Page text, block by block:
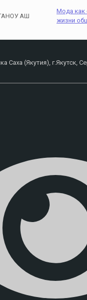
АШ
Мода как
жизни
Саха (Якутия), г.Якутск,